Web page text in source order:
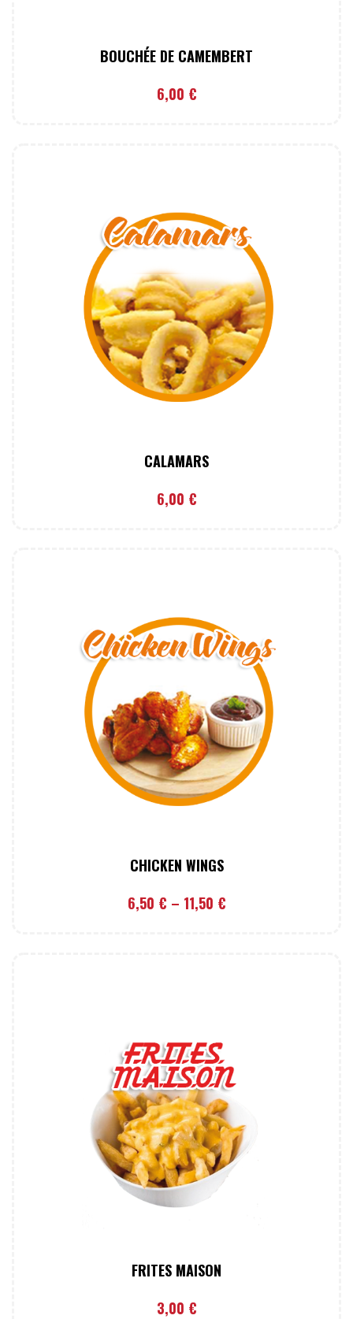
BOUCHÉE DE CAMEMBERT
6,00 €
CALAMARS
6,00 €
CHICKEN WINGS
6,50 € – 11,50 €
FRITES MAISON
3,00 €